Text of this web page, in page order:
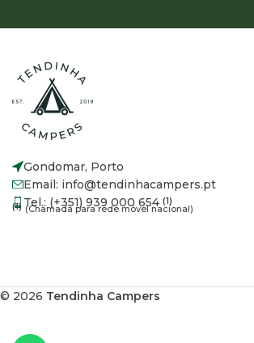
Gondomar, Porto
Email: info@tendinhacampers.pt
Tel.: (+351) 939 000 654 (1)
(1) (Chamada para rede móvel nacional)
© 2026 Tendinha Campers